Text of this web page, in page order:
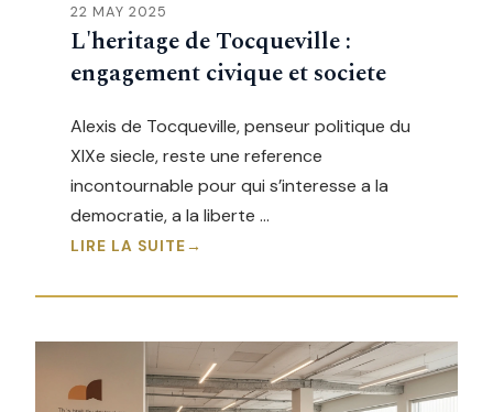
22 MAY 2025
L'heritage de Tocqueville :
engagement civique et societe
Alexis de Tocqueville, penseur politique du
XIXe siecle, reste une reference
incontournable pour qui s’interesse a la
democratie, a la liberte …
LIRE LA SUITE